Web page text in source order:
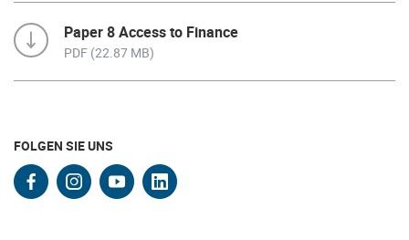
Paper 8 Access to Finance
PDF (22.87 MB)
FOLGEN SIE UNS
facebook
instagram
youtube
linkedin